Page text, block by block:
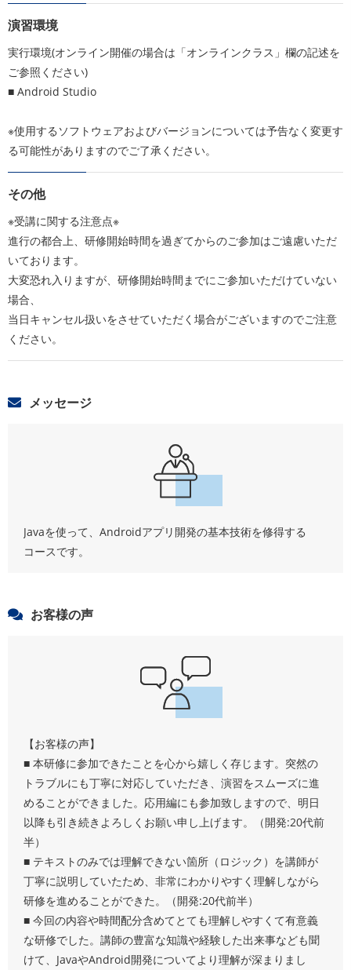
演習環境
実行環境(オンライン開催の場合は「オンラインクラス」欄の記述を
ご参照ください)
■ Android Studio
※使用するソフトウェアおよびバージョンについては予告なく変更す
る可能性がありますのでご了承ください。
その他
※受講に関する注意点※
進行の都合上、研修開始時間を過ぎてからのご参加はご遠慮いただ
いております。
大変恐れ入りますが、研修開始時間までにご参加いただけていない
場合、
当日キャンセル扱いをさせていただく場合がございますのでご注意
ください。
メッセージ
Javaを使って、Androidアプリ開発の基本技術を修得する
コースです。
お客様の声
【お客様の声】
■ 本研修に参加できたことを心から嬉しく存じます。突然の
トラブルにも丁寧に対応していただき、演習をスムーズに進
めることができました。応用編にも参加致しますので、明日
以降も引き続きよろしくお願い申し上げます。（開発:20代前
半）
■ テキストのみでは理解できない箇所（ロジック）を講師が
丁寧に説明していたため、非常にわかりやすく理解しながら
研修を進めることができた。（開発:20代前半）
■ 今回の内容や時間配分含めてとても理解しやすくて有意義
な研修でした。講師の豊富な知識や経験した出来事なども聞
けて、JavaやAndroid開発についてより理解が深まりまし